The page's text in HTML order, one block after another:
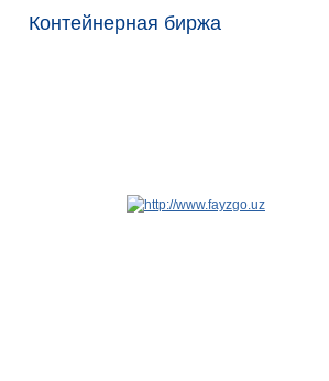
Контейнерная биржа